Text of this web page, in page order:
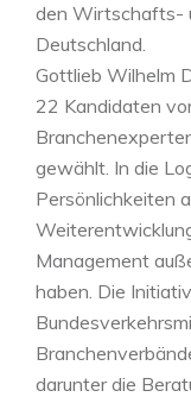
den Wirtschafts-
Deutschland.
Gottlieb Wilhelm
22 Kandidaten
gewählt. In die
Persönlichkeiten
Management
haben. Die
darunter die